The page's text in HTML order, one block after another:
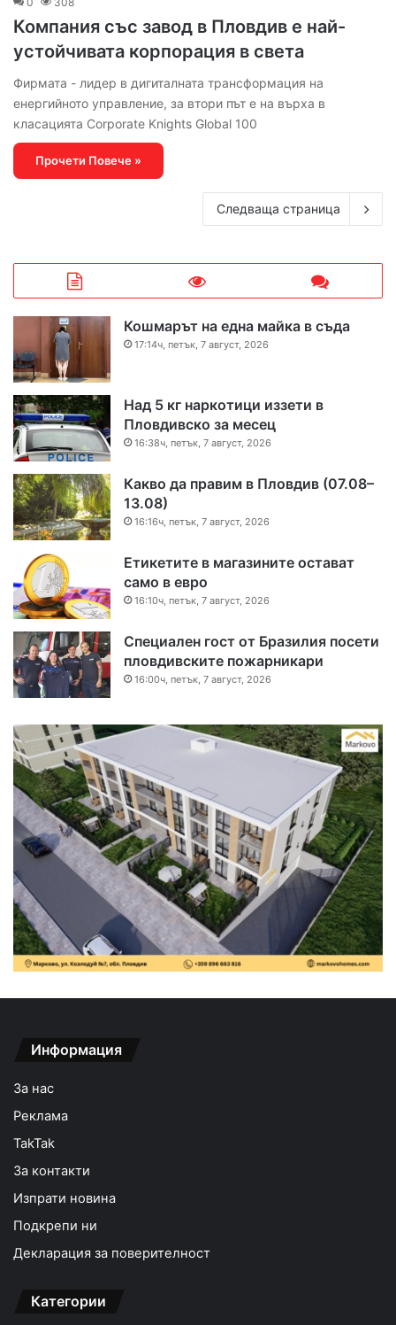
Компания със завод в Пловдив е най-
устойчивата корпорация в света
Фирмата - лидер в дигиталната трансформация на
енергийното управление, за втори път е на върха в
класацията Corporate Knights Global 100
Прочети Повече »
Следваща страница
Кошмарът на една майка в съда
17:14ч, петък, 7 август, 2026
Над 5 кг наркотици иззети в
Пловдивско за месец
16:38ч, петък, 7 август, 2026
Какво да правим в Пловдив (07.08–
13.08)
16:16ч, петък, 7 август, 2026
Етикетите в магазините остават
само в евро
16:10ч, петък, 7 август, 2026
Специален гост от Бразилия посети
пловдивските пожарникари
16:00ч, петък, 7 август, 2026
Информация
За нас
Реклама
TakTak
За контакти
Изпрати новина
Подкрепи ни
Декларация за поверителност
Категории